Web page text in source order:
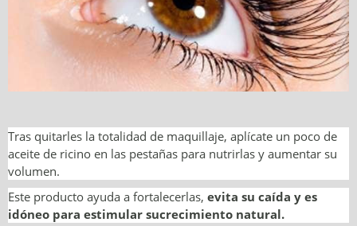
Tras quitarles la totalidad de maquillaje, aplícate un poco de
aceite de ricino en las pestañas para nutrirlas y aumentar su
volumen.
Este producto ayuda a fortalecerlas, evita su caída y es
idóneo para estimular sucrecimiento natural.